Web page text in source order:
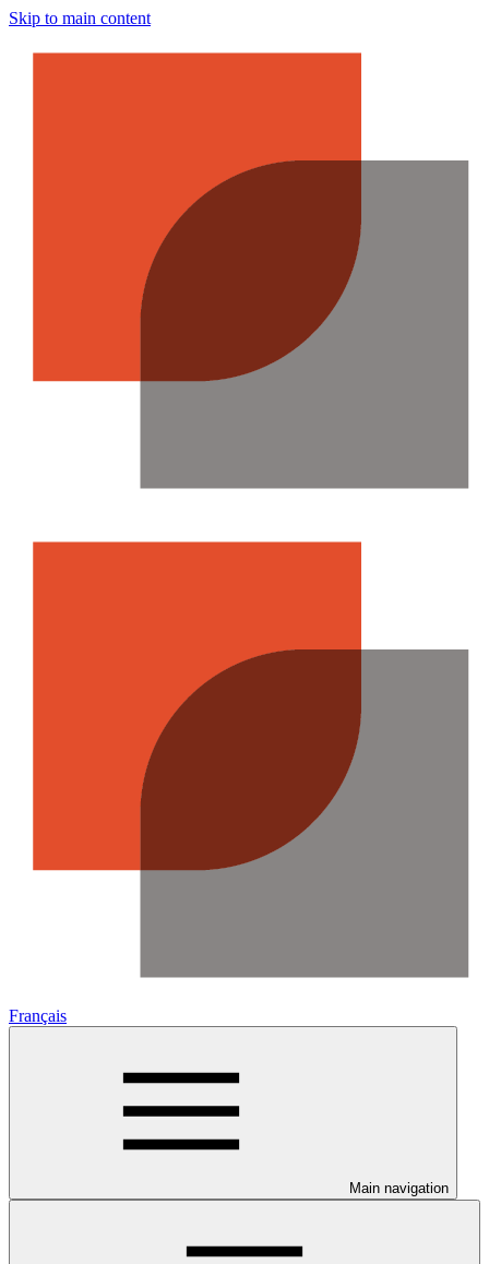
Skip to main content
Français
Main navigation